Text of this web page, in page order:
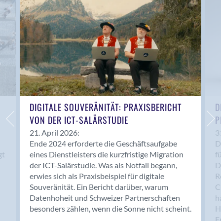
Anwil
Appenzell
Au SG
Baar
Baden
Balsthal
Balzers
Basel
Bassersdorf
Belp
Bendern
Benken (SG)
Bergdietikon
Berlin
Bern
Bern - Liebefeld
DIGITALE SOUVERÄNITÄT: PRAXISBERICHT
VON DER ICT-SALÄRSTUDIE
21. April 2026:
Ende 2024 erforderte die Geschäftsaufgabe
eines Dienstleisters die kurzfristige Migration
der ICT-Salärstudie. Was als Notfall begann,
erwies sich als Praxisbeispiel für digitale
Souveränität. Ein Bericht darüber, warum
Datenhoheit und Schweizer Partnerschaften
besonders zählen, wenn die Sonne nicht scheint.